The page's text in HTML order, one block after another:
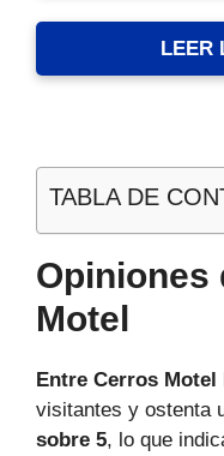
LEER
TABLA DE
Opiniones
Motel
Entre Cerros Motel
visitantes y ostenta
sobre 5, lo que